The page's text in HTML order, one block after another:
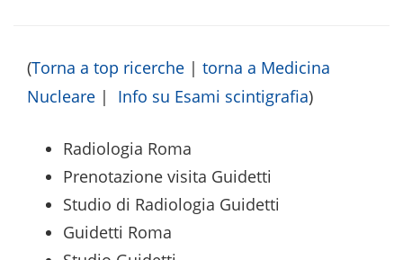
(Torna a top ricerche | torna a Medicina
Nucleare | Info su Esami scintigrafia)
Radiologia Roma
Prenotazione visita Guidetti
Studio di Radiologia Guidetti
Guidetti Roma